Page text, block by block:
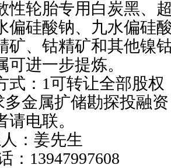
性轮胎专用白炭黑、
偏硅酸钠、九水偏硅
矿、钴精矿和其他镍
可进一步提炼。
：1可转让全部股权
属扩储勘探投融资
电联。
姜先生
13947997608